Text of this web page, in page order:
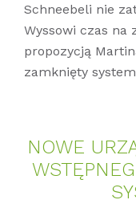
Schneebeli nie
Wyssowi czas na
propozycją
zamknięty
NOWE